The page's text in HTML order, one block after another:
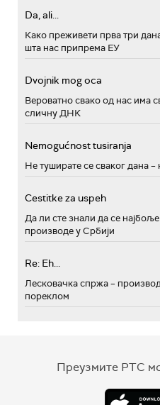
Da, ali...
Како преживети прва три
шта нас припрема ЕУ
Dvojnik mog oca
Вероватно свако од нас има
сличну ДНК
Nemogućnost tusiranja
Не туширате се сваког дана –
Cestitke za uspeh
Да ли сте знали да се
производе у Србији
Re: Eh...
Лесковачка спржа –
пореклом
Преузмите РТС